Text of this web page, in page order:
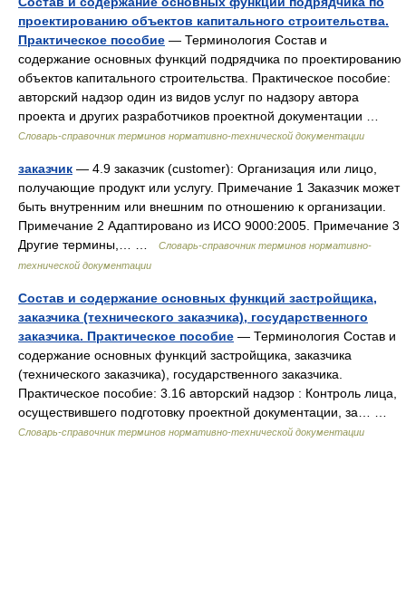
проектированию объектов капитального строительства.
Практическое пособие — Терминология Состав и
содержание основных функций подрядчика по проектированию
объектов капитального строительства. Практическое пособие:
авторский надзор один из видов услуг по надзору автора
проекта и других разработчиков проектной документации …
Словарь-справочник терминов нормативно-технической документации
заказчик — 4.9 заказчик (customer): Организация или лицо,
получающие продукт или услугу. Примечание 1 Заказчик может
быть внутренним или внешним по отношению к организации.
Примечание 2 Адаптировано из ИСО 9000:2005. Примечание 3
Другие термины,… …
Словарь-справочник терминов нормативно-
технической документации
Состав и содержание основных функций застройщика,
заказчика (технического заказчика), государственного
заказчика. Практическое пособие — Терминология Состав и
содержание основных функций застройщика, заказчика
(технического заказчика), государственного заказчика.
Практическое пособие: 3.16 авторский надзор : Контроль лица,
осуществившего подготовку проектной документации, за… …
Словарь-справочник терминов нормативно-технической документации